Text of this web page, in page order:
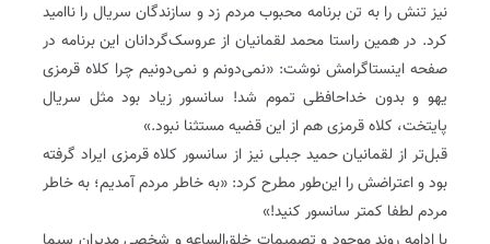
نیز تنش را به تن برنامه محبوب مردم زد و سازندگان سریال را نا‌امید
کرد. در همین راستا محمد لقمانیان از عروسک‌گردانان این برنامه در
صفحه اینستاگرامش نوشت: «نمی‌دونم و نمی‌دونیم چرا کلاه قرمزی
یهو و بدون خداحافظی تموم شد! سانسور زیاد بود مثل سریال
پایتخت، کلاه قرمزی هم از این قضیه مستثنا نبود.»
قبل‌تر از لقمانیان حمید جبلی نیز از سانسور کلاه قرمزی ایراد گرفته
بود و اعتراضش را این‌طور مطرح کرد: «به خاطر مردم آمدیم؛ به خاطر
مردم لطفا کمتر سانسور کنید!»